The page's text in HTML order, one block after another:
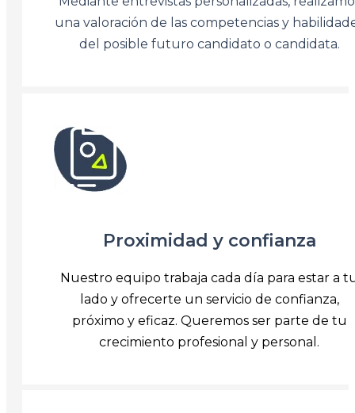
una valoración de las competencias y
del posible futuro candidato o candidata.
Proximidad y confianza
Nuestro equipo trabaja cada día para estar a
lado y ofrecerte un servicio de confianza,
próximo y eficaz. Queremos ser parte de tu
crecimiento profesional y personal.